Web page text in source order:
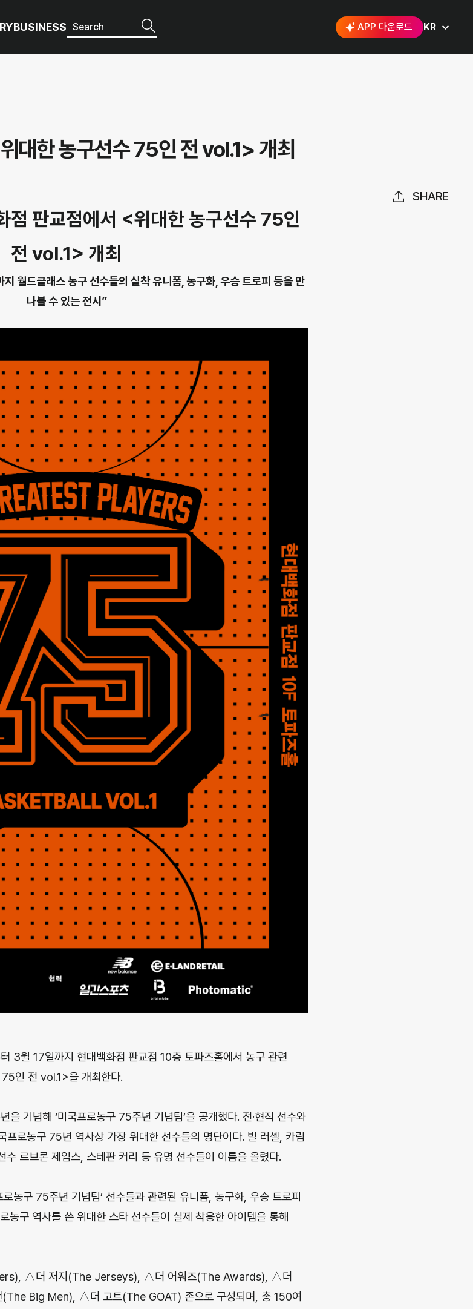
BUSINESS APP 다운로드 KR
대한 농구선수 75인 전 vol.1> 개최
SHARE
점 판교점에서 <위대한 농구선수 75인
전 vol.1> 개최
지 월드클래스 농구 선수들의 실착 유니폼, 농구화, 우승 트로피 등을 만
나볼 수 있는 전시”
3월 17일까지 현대백화점 판교점 10층 토파즈홀에서 농구 관련
인 전 vol.1>을 개최한다.
기념해 ‘미국프로농구 75주년 기념팀’을 공개했다. 전·현직 선수와
프로농구 75년 역사상 가장 위대한 선수들의 명단이다. 빌 러셀, 카림
르브론 제임스, 스테판 커리 등 유명 선수들이 이름을 올렸다.
농구 75주년 기념팀’ 선수들과 관련된 유니폼, 농구화, 우승 트로피
농구 역사를 쓴 위대한 스타 선수들이 실제 착용한 아이템을 통해
△더 저지(The Jerseys), △더 어워즈(The Awards), △더
Big Men), △더 고트(The GOAT) 존으로 구성되며, 총 150여